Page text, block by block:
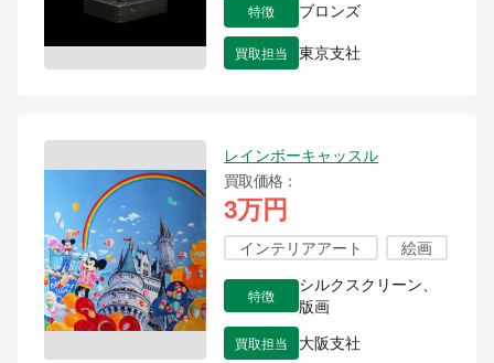
特徴 ブロンズ
買取担当 東京支社
レインボーキャッスル
買取価格
3万円
インテリアアート 絵画
特徴
シルクスクリーン、
版画
買取担当 大阪支社